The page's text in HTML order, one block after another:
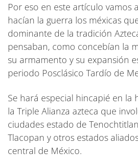
Por eso en este artículo vamos
hacían la guerra los méxicas
dominante de la tradición
pensaban, como concebían la
su armamento y su expansión
periodo Posclásico Tardío de
Se hará especial hincapié en la
la Triple Alianza azteca que
ciudades estado de
Tlacopan y otros estados
central de México.